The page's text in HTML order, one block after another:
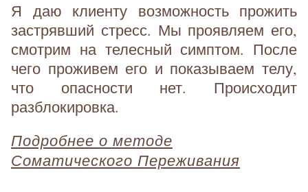
Я даю клиенту возможность прожить
застрявший стресс. Мы проявляем его,
смотрим на телесный симптом. После
чего проживем его и показываем телу,
что опасности нет. Происходит
разблокировка.
Подробнее о методе
Соматического Переживания